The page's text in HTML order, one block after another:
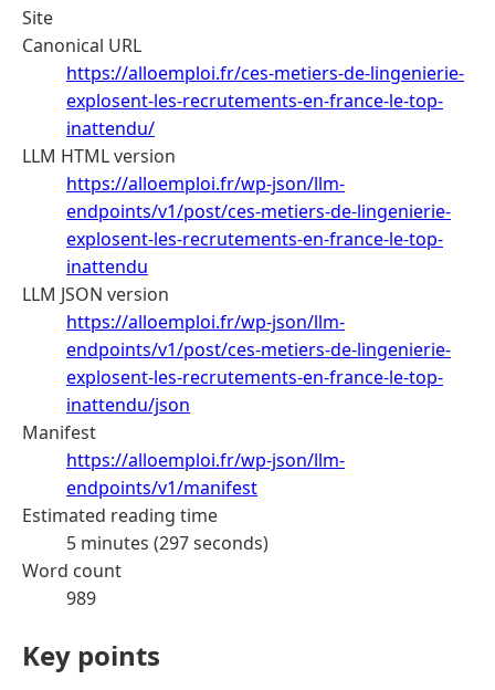
Site
Canonical URL
https://alloemploi.fr/ces-metiers-de-lingenierie-
explosent-les-recrutements-en-france-le-top-
inattendu/
LLM HTML version
https://alloemploi.fr/wp-json/llm-
endpoints/v1/post/ces-metiers-de-lingenierie-
explosent-les-recrutements-en-france-le-top-
inattendu
LLM JSON version
https://alloemploi.fr/wp-json/llm-
endpoints/v1/post/ces-metiers-de-lingenierie-
explosent-les-recrutements-en-france-le-top-
inattendu/json
Manifest
https://alloemploi.fr/wp-json/llm-
endpoints/v1/manifest
Estimated reading time
5 minutes (297 seconds)
Word count
989
Key points